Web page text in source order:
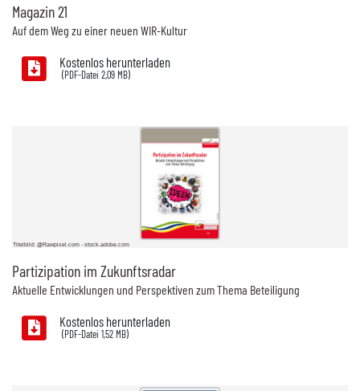
Magazin 21
Auf dem Weg zu einer neuen WIR-Kultur
Kostenlos herunterladen
2,09 MB)
Titelbild: @Rawpixel.com - stock.adobe.com
Partizipation im Zukunftsradar
Aktuelle Entwicklungen und Perspektiven zum Thema Beteiligung
Kostenlos herunterladen
1,52 MB)